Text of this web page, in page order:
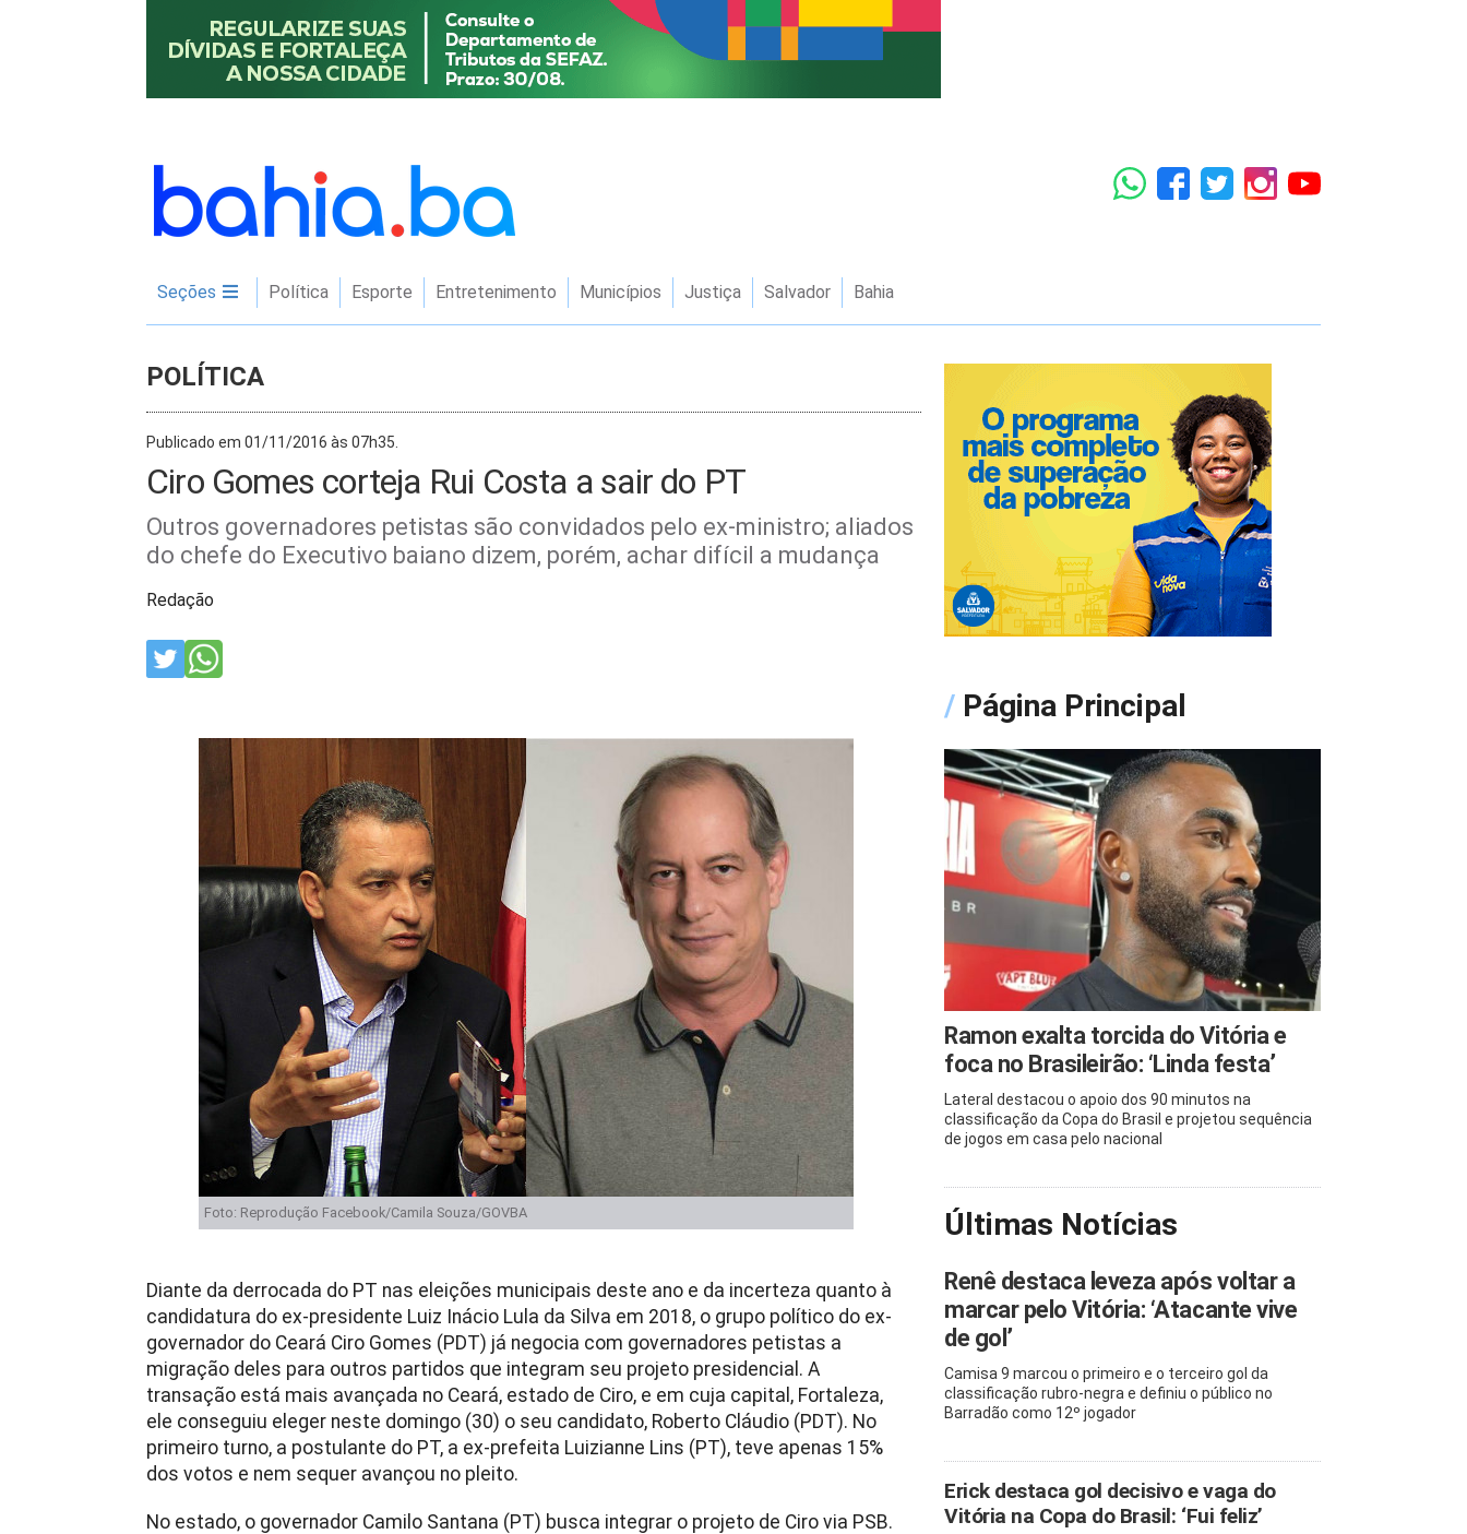
Seções Política Esporte Entretenimento Municípios Justiça Salvador Bahia
POLÍTICA
Publicado em 01/11/2016 às 07h35.
Ciro Gomes corteja Rui Costa a sair do PT
Outros governadores petistas são convidados pelo ex-ministro; aliados
do chefe do Executivo baiano dizem, porém, achar difícil a mudança
Redação
Foto: Reprodução Facebook/Camila Souza/GOVBA
Diante da derrocada do PT nas eleições municipais deste ano e da incerteza quanto à
candidatura do ex-presidente Luiz Inácio Lula da Silva em 2018, o grupo político do ex-
governador do Ceará Ciro Gomes (PDT) já negocia com governadores petistas a
migração deles para outros partidos que integram seu projeto presidencial. A
transação está mais avançada no Ceará, estado de Ciro, e em cuja capital, Fortaleza,
ele conseguiu eleger neste domingo (30) o seu candidato, Roberto Cláudio (PDT). No
primeiro turno, a postulante do PT, a ex-prefeita Luizianne Lins (PT), teve apenas 15%
dos votos e nem sequer avançou no pleito.
No estado, o governador Camilo Santana (PT) busca integrar o projeto de Ciro via PSB.
/ Página Principal
Ramon exalta torcida do Vitória e
foca no Brasileirão: ‘Linda festa’
Lateral destacou o apoio dos 90 minutos na
classificação da Copa do Brasil e projetou sequência
de jogos em casa pelo nacional
Últimas Notícias
Renê destaca leveza após voltar a
marcar pelo Vitória: ‘Atacante vive
de gol’
Camisa 9 marcou o primeiro e o terceiro gol da
classificação rubro-negra e definiu o público no
Barradão como 12º jogador
Erick destaca gol decisivo e vaga do
Vitória na Copa do Brasil: ‘Fui feliz’